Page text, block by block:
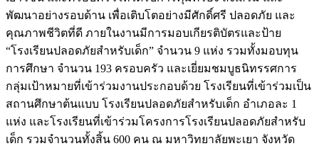
พัฒนาอย่างรอบด้าน เพื่อเติบโตอย่างมีศักดิ์ศรี ปลอดภัย และ
คุณภาพชีวิตที่ดี ภายในงานมีการมอบเกียรติบัตรและป้าย
“โรงเรียนปลอดภัยสำหรับเด็ก” จำนวน 9 แห่ง รวมทั้งมอบทุน
การศึกษา จำนวน 193 ครอบครัว และเยี่ยมชมบูธนิทรรศการ
กลุ่มเป้าหมายที่เข้าร่วมงานประกอบด้วย โรงเรียนที่เข้าร่วมเป็น
สถานศึกษาต้นแบบ โรงเรียนปลอดภัยสำหรับเด็ก อำเภอละ 1
แห่ง และโรงเรียนที่เข้าร่วมโครงการโรงเรียนปลอดภัยสำหรับ
เด็ก รวมจำนวนทั้งสิ้น 600 คน ณ มหาวิทยาลัยพะเยา จังหวัด